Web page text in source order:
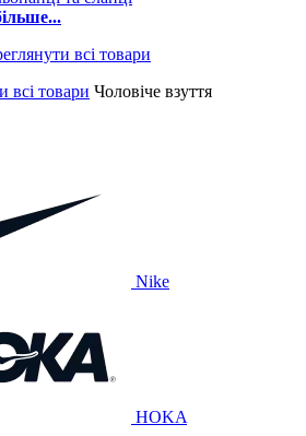
всі товари Чоловіче взуття
Nike
HOKA